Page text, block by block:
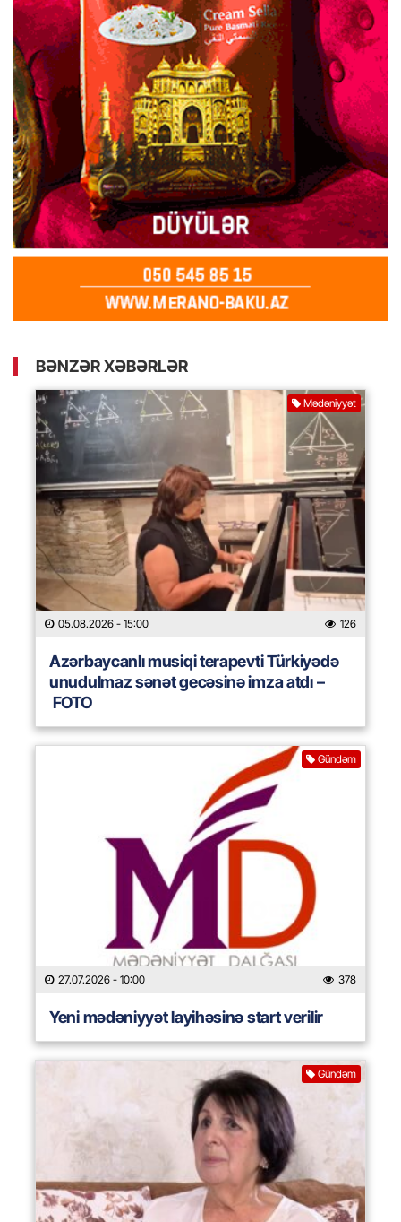
BƏNZƏR XƏBƏRLƏR
Mədəniyyət
05.08.2026 - 15:00 126
Azərbaycanlı musiqi terapevti Türkiyədə
unudulmaz sənət gecəsinə imza atdı –
FOTO
Gündəm
27.07.2026 - 10:00 378
Yeni mədəniyyət layihəsinə start verilir
Gündəm